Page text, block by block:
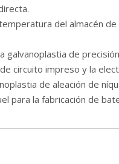
temperatura del almacén
galvanoplastia de
circuito impreso y la
de aleación de
para la fabricación de